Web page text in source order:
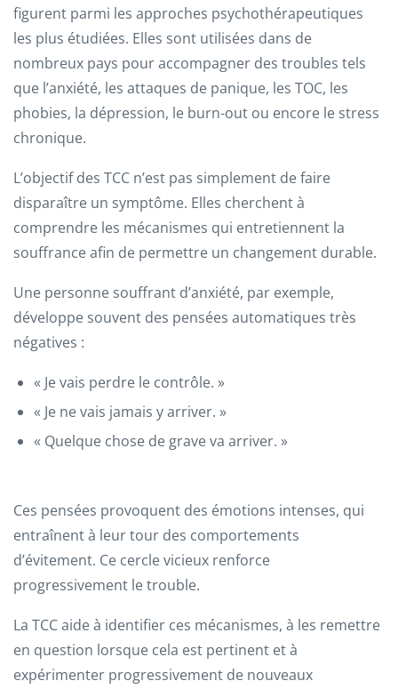
figurent parmi les approches psychothérapeutiques
les plus étudiées. Elles sont utilisées dans de
nombreux pays pour accompagner des troubles tels
que l’anxiété, les attaques de panique, les TOC, les
phobies, la dépression, le burn-out ou encore le stress
chronique.
L’objectif des TCC n’est pas simplement de faire
disparaître un symptôme. Elles cherchent à
comprendre les mécanismes qui entretiennent la
souffrance afin de permettre un changement durable.
Une personne souffrant d’anxiété, par exemple,
développe souvent des pensées automatiques très
négatives :
« Je vais perdre le contrôle. »
« Je ne vais jamais y arriver. »
« Quelque chose de grave va arriver. »
Ces pensées provoquent des émotions intenses, qui
entraînent à leur tour des comportements
d’évitement. Ce cercle vicieux renforce
progressivement le trouble.
La TCC aide à identifier ces mécanismes, à les remettre
en question lorsque cela est pertinent et à
expérimenter progressivement de nouveaux